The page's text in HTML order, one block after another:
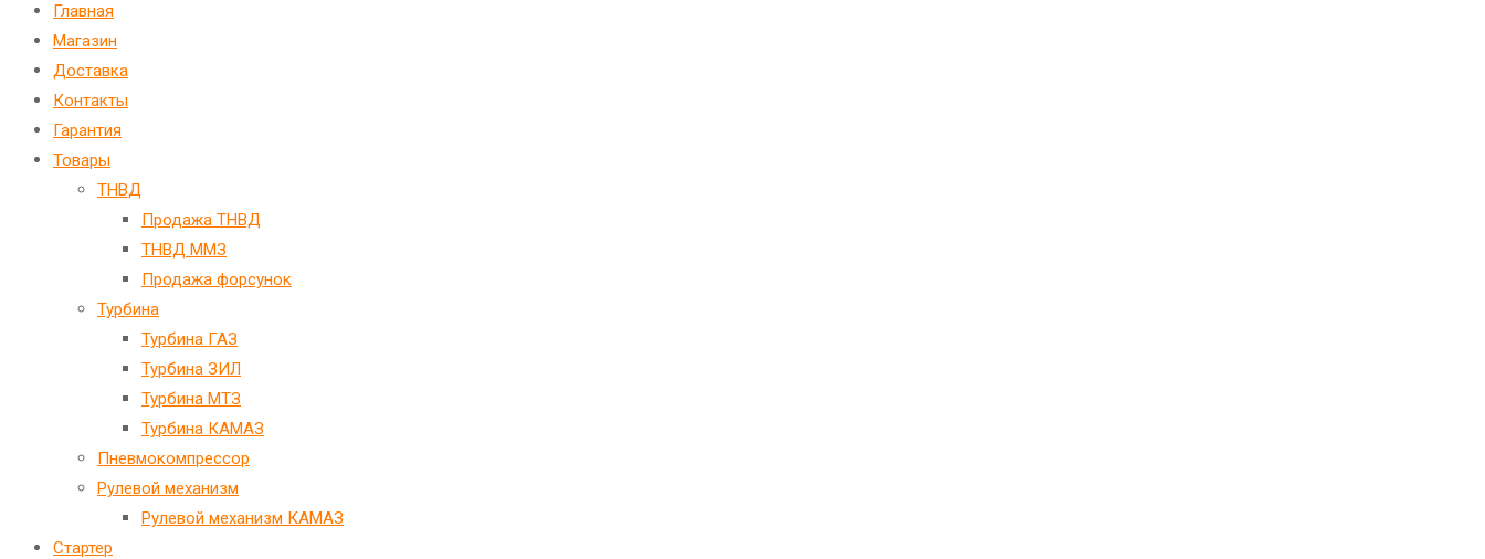
Главная
Магазин
Доставка
Контакты
Гарантия
Товары
ТНВД
Продажа ТНВД
ТНВД ММЗ
Продажа форсунок
Турбина
Турбина ГАЗ
Турбина ЗИЛ
Турбина МТЗ
Турбина КАМАЗ
Пневмокомпрессор
Рулевой механизм
Рулевой механизм КАМАЗ
Стартер